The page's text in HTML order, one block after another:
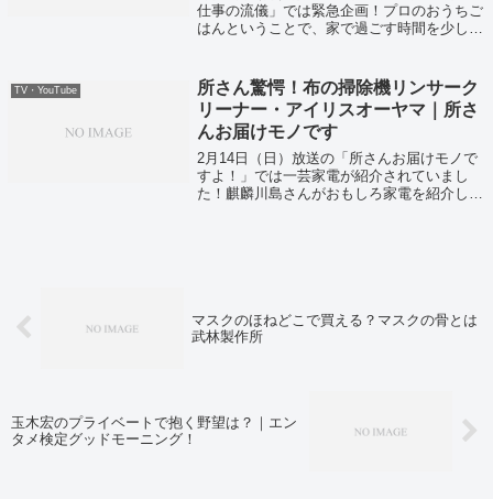
仕事の流儀」では緊急企画！プロのおうちご
はんということで、家で過ごす時間を少しで
でできる簡単・絶品レシピ」を自撮りで紹
介...
TV・YouTube
所さん驚愕！布の掃除機リンサーク
リーナー・アイリスオーヤマ｜所さ
んお届けモノです
2月14日（日）放送の「所さんお届けモノで
すよ！」では一芸家電が紹介されていまし
た！麒麟川島さんがおもしろ家電を紹介して
マスクのほねどこで買える？マスクの骨とは
武林製作所
玉木宏のプライベートで抱く野望は？｜エン
タメ検定グッドモーニング！